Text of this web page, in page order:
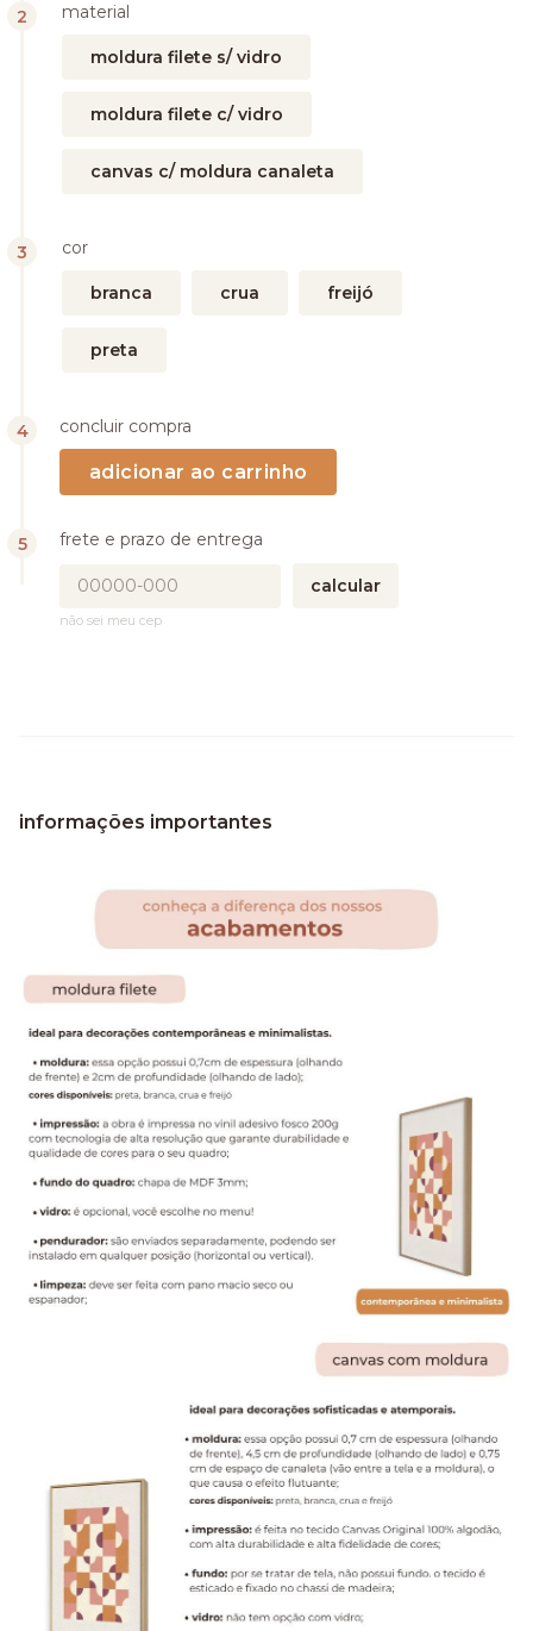
material
moldura filete s/ vidro
moldura filete c/ vidro
canvas c/ moldura canaleta
cor
branca crua freijó
preta
concluir compra
frete e prazo de entrega
calcular
não sei meu cep
informações importantes